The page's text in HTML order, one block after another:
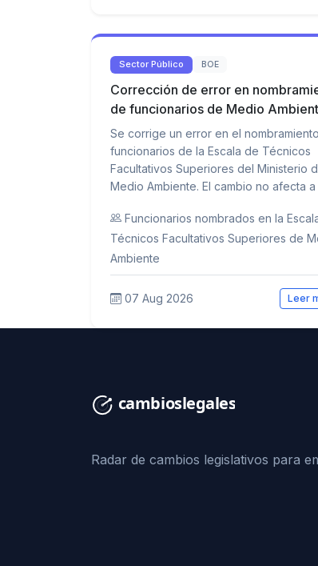
Sector Público BOE
Corrección de error en
de funcionarios de Medio
Se corrige un error en el
funcionarios de la Escala de Técnicos
Facultativos Superiores del Ministerio
Medio Ambiente. El cambio no afecta a
Funcionarios nombrados en la
Técnicos Facultativos Superiores de
Ambiente
07 Aug 2026 Leer
Radar de cambios legislativos para